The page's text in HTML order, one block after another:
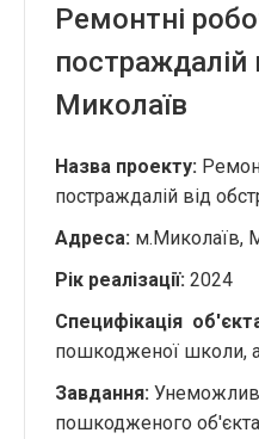
Ремонтні
постраждалій
Миколаїв
Назва проекту:
постраждалій від
Адреса: м.Миколаїв,
Рік реалізації: 2024
Специфікація
пошкодженої школи,
Завдання:
пошкодженого